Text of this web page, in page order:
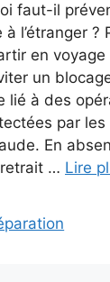
faut-il
l’étranger ?
en voyage
un
lié à des
par
En
… Lire